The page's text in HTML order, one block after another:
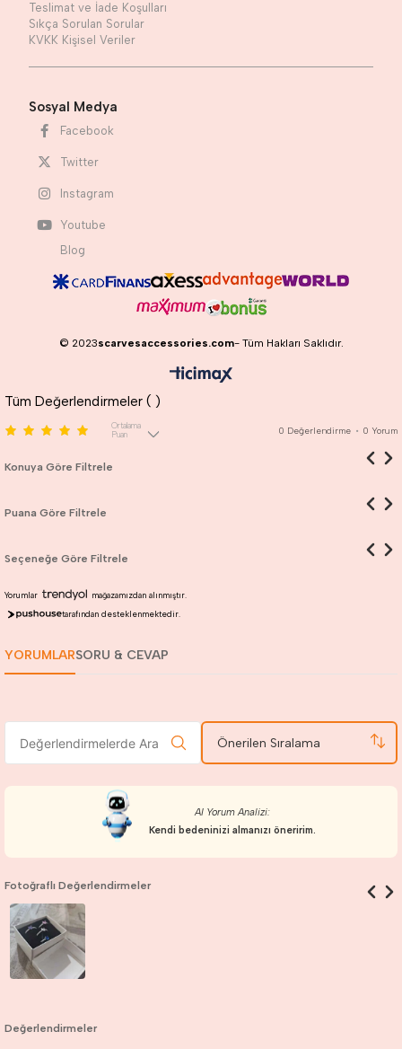
Teslimat ve İade Koşulları
Sıkça Sorulan Sorular
KVKK Kişisel Veriler
Sosyal Medya
Facebook
Twitter
Instagram
Youtube
Blog
© 2023scarvesaccessories.com- Tüm Hakları Saklıdır.
Tüm Değerlendirmeler ( )
Ortalama
Puan
0 Değerlendirme • 0 Yorum
Konuya Göre Filtrele
Puana Göre Filtrele
Seçeneğe Göre Filtrele
Yorumlar
mağazamızdan alınmıştır.
tarafından desteklenmektedir.
YORUMLARSORU & CEVAP
Önerilen Sıralama
AI Yorum Analizi:
Kendi bedeninizi almanızı öneririm.
Fotoğraflı Değerlendirmeler
Değerlendirmeler